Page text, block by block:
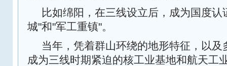
比如绵阳，在三线设立后，成为国度认
城"和"军工重镇"。
当年，凭着群山环绕的地形特征，以及
成为三线时期紧迫的核工业基地和航天工